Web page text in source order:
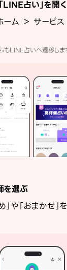
LINE占い」を開く
ーム ＞ サービ
もLINE占いへ遷移しま
を選ぶ
」や「おまかせ」